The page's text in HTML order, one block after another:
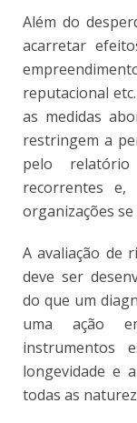
Além do
acarretar
reputacional
as medidas
restringem a
pelo
recorrentes
organizações
A avaliação de
deve ser
do que um
uma ação
instrumentos
longevidade e
todas as